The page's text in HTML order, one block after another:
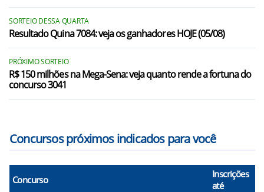
SORTEIO DESSA QUARTA
Resultado Quina 7084: veja os ganhadores HOJE (05/08)
PRÓXIMO SORTEIO
R$ 150 milhões na Mega-Sena: veja quanto rende a fortuna do
concurso 3041
Concursos próximos indicados para você
Concurso
Inscrições
até